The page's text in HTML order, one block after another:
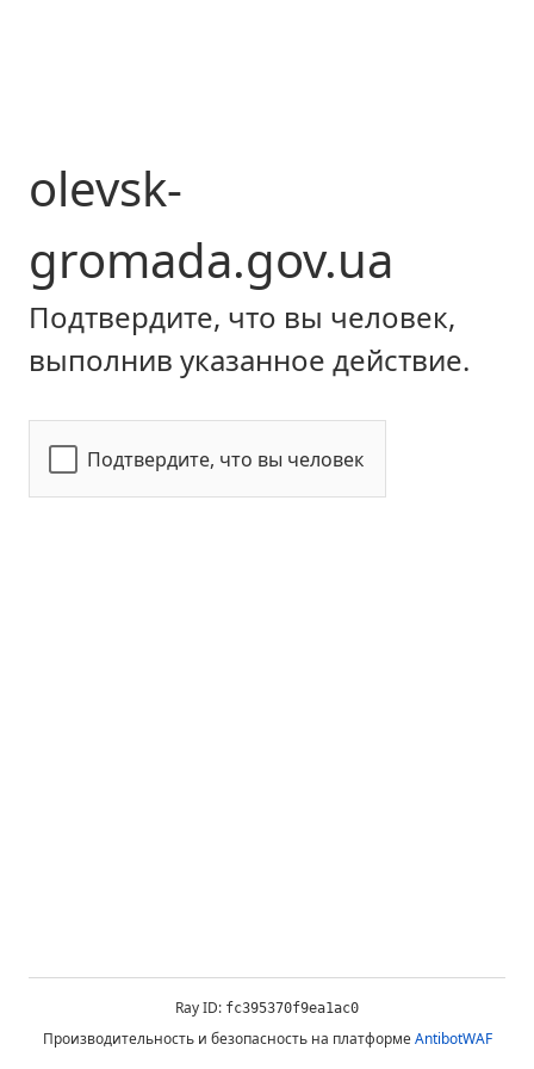
olevsk-
gromada.gov.ua
Подтвердите, что вы человек,
выполнив указанное действие.
Подтвердите, что вы человек
Ray ID: fc395370f9ea1ac0
Производительность и безопасность на платформеAntibotWAF